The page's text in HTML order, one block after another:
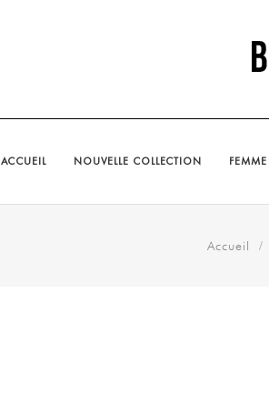
ACCUEIL NOUVELLE COLLECTION FEMME
Accueil